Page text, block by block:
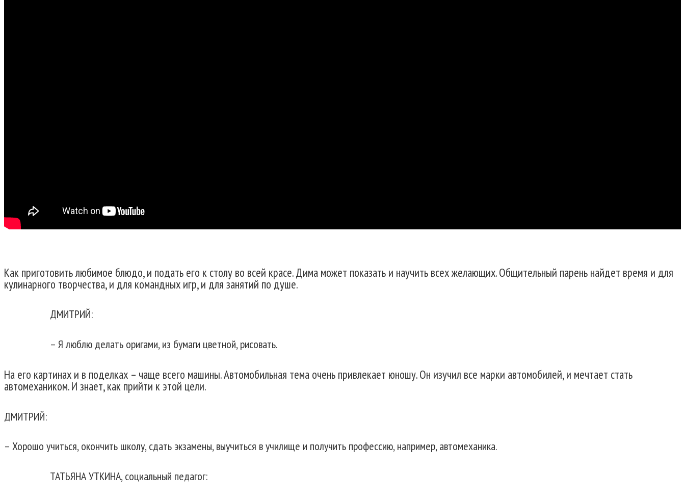
Как приготовить любимое блюдо, и подать его к столу во всей красе. Дима может показать и научить всех желающих. Общительный парень найдет время и для
кулинарного творчества, и для командных игр, и для занятий по душе.
ДМИТРИЙ:
– Я люблю делать оригами, из бумаги цветной, рисовать.
На его картинах и в поделках – чаще всего машины. Автомобильная тема очень привлекает юношу. Он изучил все марки автомобилей, и мечтает стать
автомехаником. И знает, как прийти к этой цели.
ДМИТРИЙ:
– Хорошо учиться, окончить школу, сдать экзамены, выучиться в училище и получить профессию, например, автомеханика.
ТАТЬЯНА УТКИНА, социальный педагог: